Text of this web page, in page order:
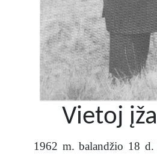
Vietoj
1962 m. balandžio 18 d.